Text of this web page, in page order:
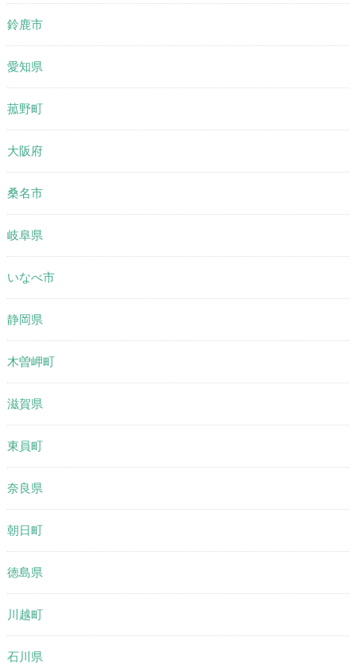
鈴鹿市
愛知県
菰野町
大阪府
桑名市
岐阜県
いなべ市
静岡県
木曽岬町
滋賀県
東員町
奈良県
朝日町
徳島県
川越町
石川県